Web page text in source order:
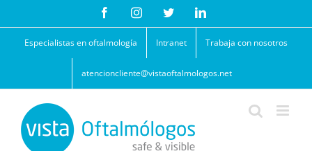
contenido
FacebookInstagramTwitterLinkedIn
Especialistas en oftalmología Intranet Trabaja con nosotros
atencioncliente@vistaoftalmologos.net